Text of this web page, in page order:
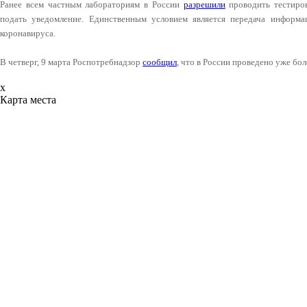
Ранее всем частным лабораториям в России разрешилипроводить
подать уведомление. Единственным условием является передача
коронавируса.
В четверг, 9 марта Роспотребнадзор сообщил, что в России проведено уже
x
Карта места